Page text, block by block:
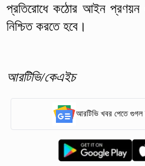
প্রতিরোধে কঠোর আইন প্রণয়ন
নিশ্চিত করতে হবে।
আরটিভি/কেএইচ
আরটিভি খবর পেতে